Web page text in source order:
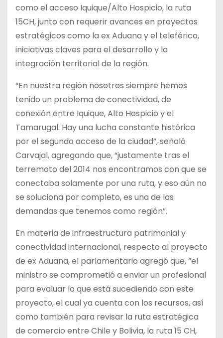
como el acceso Iquique/Alto Hospicio, la ruta
15CH, junto con requerir avances en proyectos
estratégicos como la ex Aduana y el teleférico,
iniciativas claves para el desarrollo y la
integración territorial de la región.
“En nuestra región nosotros siempre hemos
tenido un problema de conectividad, de
conexión entre Iquique, Alto Hospicio y el
Tamarugal. Hay una lucha constante histórica
por el segundo acceso de la ciudad”, señaló
Carvajal, agregando que, “justamente tras el
terremoto del 2014 nos encontramos con que se
conectaba solamente por una ruta, y eso aún no
se soluciona por completo, es una de las
demandas que tenemos como región”.
En materia de infraestructura patrimonial y
conectividad internacional, respecto al proyecto
de ex Aduana, el parlamentario agregó que, “el
ministro se comprometió a enviar un profesional
para evaluar lo que está sucediendo con este
proyecto, el cual ya cuenta con los recursos, así
como también para revisar la ruta estratégica
de comercio entre Chile y Bolivia, la ruta 15 CH,